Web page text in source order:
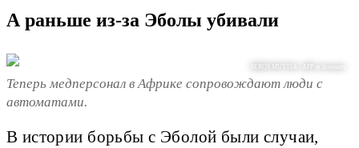
А раньше из-за Эболы убивали
SEROS MUYISA / AFP or licensors
Теперь медперсонал в Африке сопровождают люди с
автоматами.
В истории борьбы с Эболой были случаи,